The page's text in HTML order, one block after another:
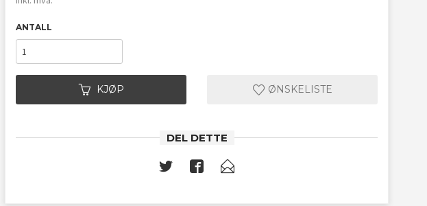
ANTALL
KJØP ØNSKELISTE
DEL DETTE